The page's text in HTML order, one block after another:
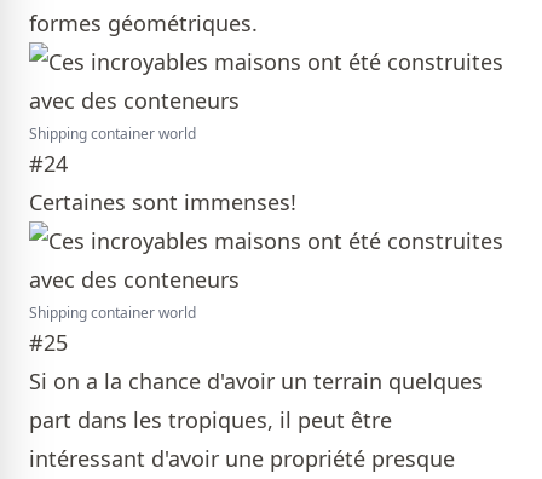
formes géométriques.
Shipping container world
#24
Certaines sont immenses!
Shipping container world
#25
Si on a la chance d'avoir un terrain quelques
part dans les tropiques, il peut être
intéressant d'avoir une propriété presque